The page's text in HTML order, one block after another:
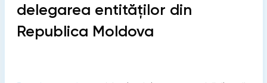
delegarea entităților din
Republica Moldova